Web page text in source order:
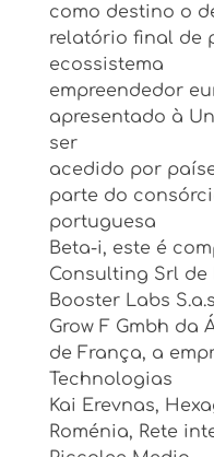
como destino o
relatório final de
ecossistema
empreendedor
apresentado à
ser
acedido por
parte do
portuguesa
Beta-i, este é
Consulting Srl
Booster Labs
Grow F Gmbh da
de França, a
Technologias
Kai Erevnas,
Roménia, Rete